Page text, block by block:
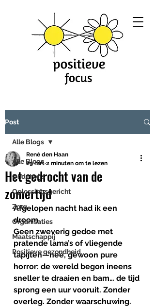
Post
Alle Blogs
Onderwijs
Oplossingsgericht
Zorg
Organisaties
Maatschappij
Positieve gezondheid
Alle Blogs
Het gedrocht van de
zomertijd
René den Haan
29 mrt 2 minuten om te lezen
Afgelopen nacht had ik een
droom.
Geen zweverig gedoe met
pratende lama’s of vliegende
tapijten—nee, gewoon pure
horror: de wereld begon ineens
sneller te draaien en bam… de tijd
sprong een uur vooruit. Zonder
overleg. Zonder waarschuwing.